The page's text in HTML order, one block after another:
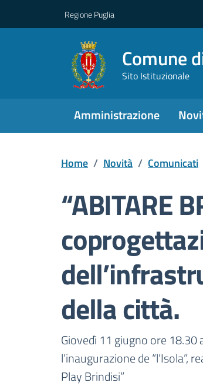
Regione Puglia
Comune
Sito Istituzionale
Amministrazione
Home / Novità / Comunicati
“ABITARE
della città.
Dettagli
Giovedì 11 giugno ore 18.30
l’inaugurazione de
Play Brindisi”